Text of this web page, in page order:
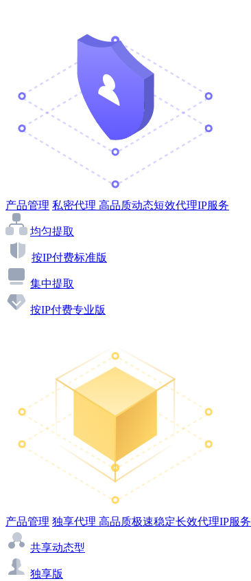
产品管理 私密代理 高品质动态短效代理IP服务
均匀提取
按IP付费标准版
集中提取
按IP付费专业版
产品管理 独享代理 高品质极速稳定长效代理IP服务
共享动态型
独享版